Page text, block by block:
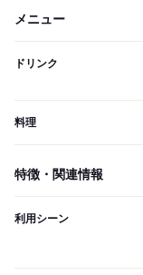
メニュー
ドリンク
料理
特徴・関連情報
利用シーン